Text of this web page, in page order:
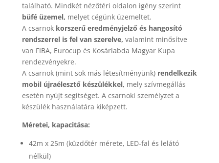
található. Mindkét nézőtéri oldalon igény szerint
büfé üzemel, melyet cégünk üzemeltet.
A csarnok korszerű eredményjelző és hangosító
rendszerrel is fel van szerelve, valamint minősítve
van FIBA, Eurocup és Kosárlabda Magyar Kupa
rendezvényekre.
A csarnok (mint sok más létesítményünk) rendelkezik
mobil újraélesztő készülékkel, mely szívmegállás
esetén nyújt segítséget. A csarnoki személyzet a
készülék használatára kiképzett.
Méretei, kapacitása:
42m x 25m (küzdőtér mérete, LED-fal és lelátó
nélkül)